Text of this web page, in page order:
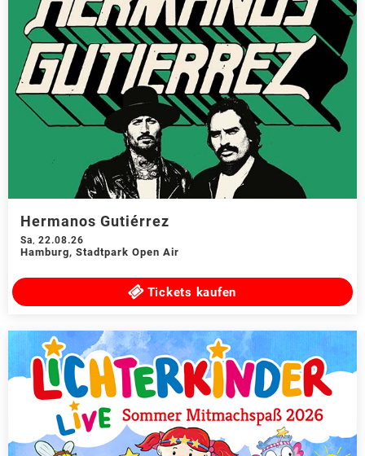
Hermanos Gutiérrez
Sa, 22.08.26
Hamburg, Stadtpark Open Air
Tickets kaufen